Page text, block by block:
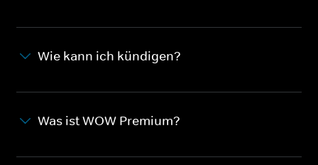
Wie kann ich kündigen?
Was ist WOW Premium?